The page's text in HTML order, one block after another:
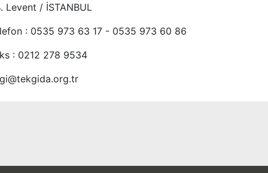
Levent / İSTANBUL
: 0535 973 63 17 - 0535 973 60 86
: 0212 278 9534